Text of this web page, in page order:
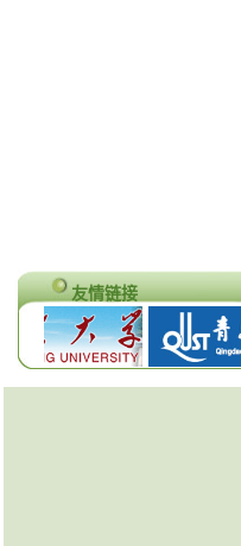
友情链接